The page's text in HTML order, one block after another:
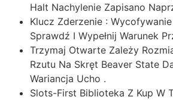
Halt Nachylenie Zapisano
Klucz Zderzenie :
Sprawdź I Wypełnij Warunek
Trzymaj Otwarte Zależy
Rzutu Na Skręt Beaver State
Wariancja Ucho .
Slots-First Biblioteka Z Kup W